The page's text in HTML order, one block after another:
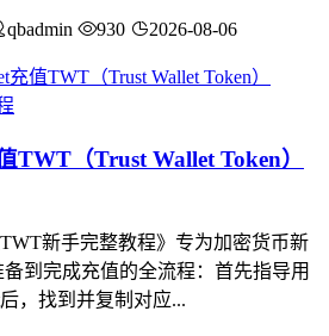
qbadmin 930 2026-08-06
TWT（Trust Wallet Token）
TWT新手完整教程》专为加密货币新
到完成充值的全流程：首先指导用
，找到并复制对应...